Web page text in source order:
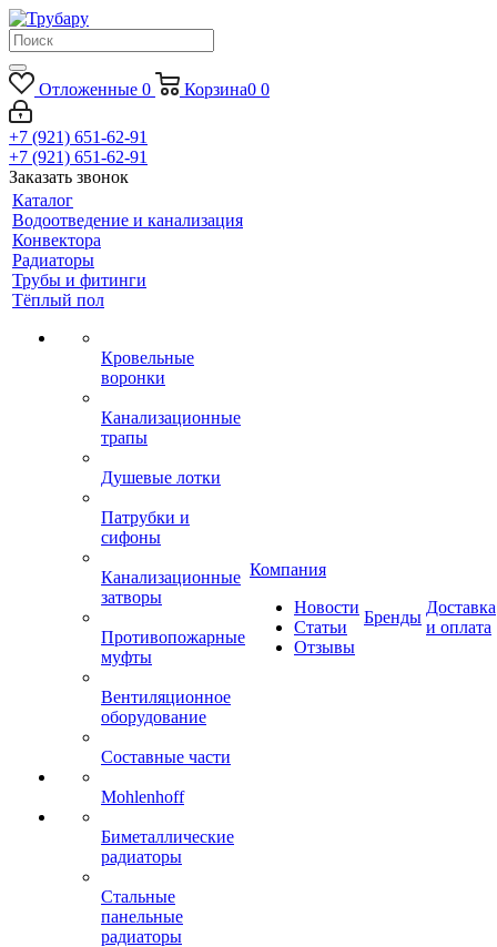
Отложенные 0 Корзина0 0
+7 (921) 651-62-91
+7 (921) 651-62-91
Заказать звонок
Каталог
Водоотведение и канализация
Конвектора
Радиаторы
Трубы и фитинги
Тёплый пол
Кровельные
воронки
Канализационные
трапы
Душевые лотки
Патрубки и
сифоны
Канализационные
затворы
Противопожарные
муфты
Вентиляционное
оборудование
Составные части
Mohlenhoff
Биметаллические
радиаторы
Стальные
панельные
радиаторы
Компания
Новости
Статьи
Отзывы
Бренды
Доставка
и оплата